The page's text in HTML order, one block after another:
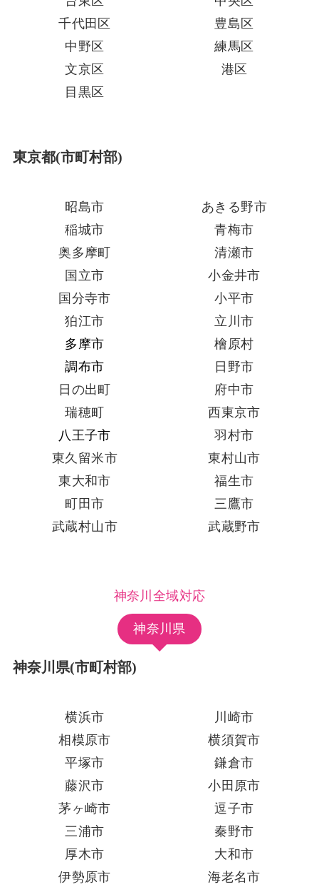
千代田区
豊島区
中野区
練馬区
文京区
港区
目黒区
東京都(市町村部)
昭島市
あきる野市
稲城市
青梅市
奥多摩町
清瀬市
国立市
小金井市
国分寺市
小平市
狛江市
立川市
多摩市
檜原村
調布市
日野市
日の出町
府中市
瑞穂町
西東京市
八王子市
羽村市
東久留米市
東村山市
東大和市
福生市
町田市
三鷹市
武蔵村山市
武蔵野市
神奈川全域対応
神奈川県
神奈川県(市町村部)
横浜市
川崎市
相模原市
横須賀市
平塚市
鎌倉市
藤沢市
小田原市
茅ヶ崎市
逗子市
三浦市
秦野市
厚木市
大和市
伊勢原市
海老名市